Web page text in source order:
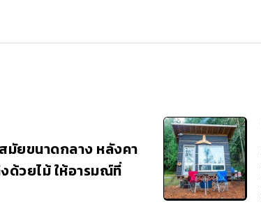
มัยขนาดกลาง หลังคา
ด้วยไม้ ให้อารมณ์ที่